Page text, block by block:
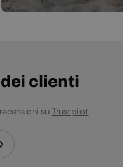
clienti
su Trustpilot